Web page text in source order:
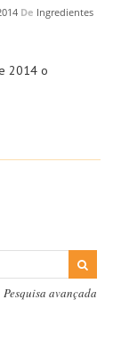
De Ingredientes
2014 o
Pesquisa avançada